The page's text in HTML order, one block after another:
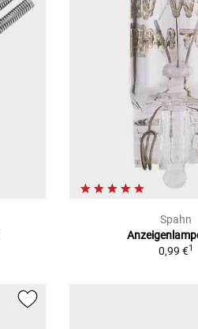
Spahn
0,99 €1